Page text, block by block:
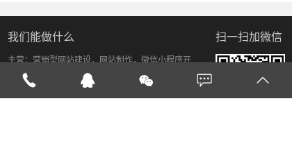
我们能做什么
主营：营销型网站建设，网站制作，微信小程序开
发，商业直播，网络推广，软件开发等有效促进公司
发展，突破瓶颈，提升企业品牌影响力。小草网络为
扫一扫加微信